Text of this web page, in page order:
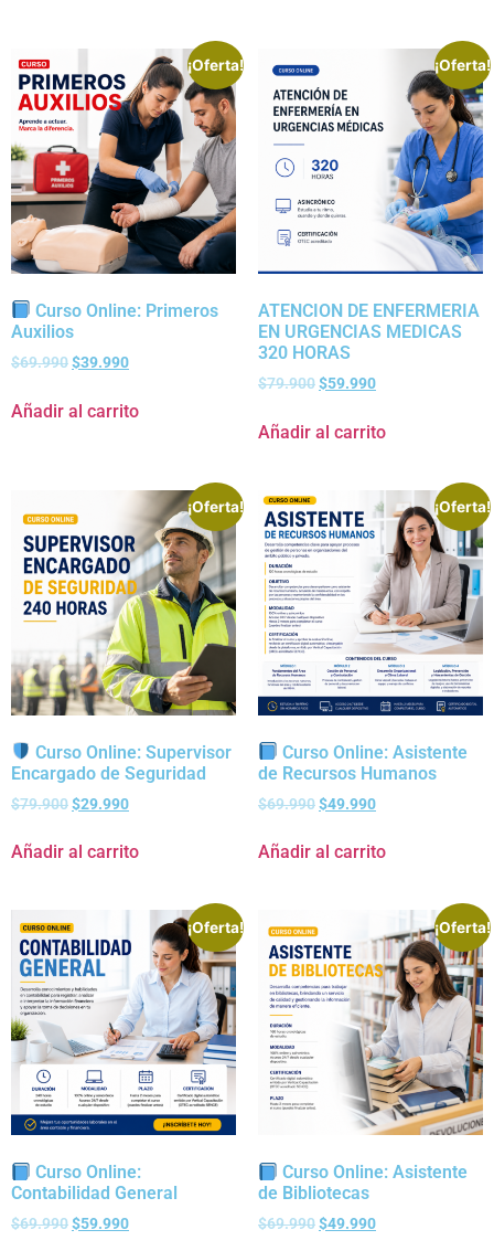
¡Oferta!
Curso Online: Primeros
Auxilios
$69.990$39.990
Añadir al carrito
¡Oferta!
ATENCION DE ENFERMERIA
EN URGENCIAS MEDICAS
320 HORAS
$79.900$59.990
Añadir al carrito
¡Oferta!
Curso Online: Supervisor
Encargado de Seguridad
$79.900$29.990
Añadir al carrito
¡Oferta!
Curso Online: Asistente
de Recursos Humanos
$69.990$49.990
Añadir al carrito
¡Oferta!
Curso Online:
Contabilidad General
$69.990$59.990
¡Oferta!
Curso Online: Asistente
de Bibliotecas
$69.990$49.990